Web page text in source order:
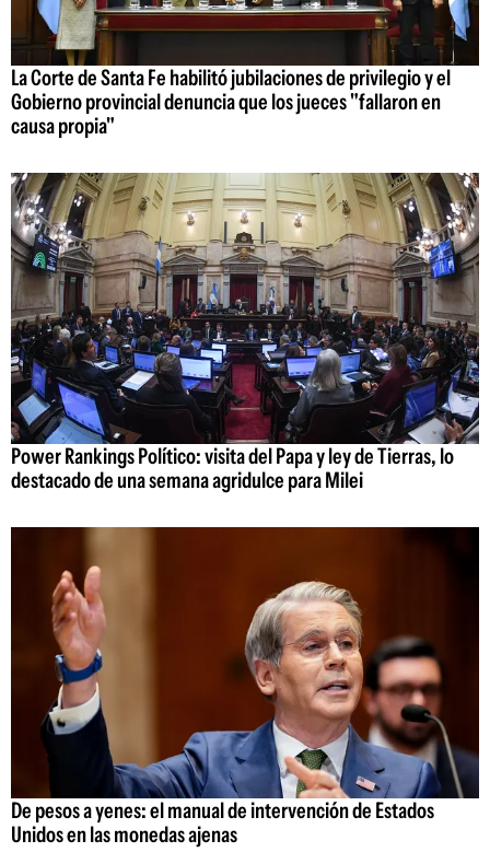
La Corte de Santa Fe habilitó jubilaciones de privilegio y el
Gobierno provincial denuncia que los jueces "fallaron en
causa propia"
Power Rankings Político: visita del Papa y ley de Tierras, lo
destacado de una semana agridulce para Milei
De pesos a yenes: el manual de intervención de Estados
Unidos en las monedas ajenas